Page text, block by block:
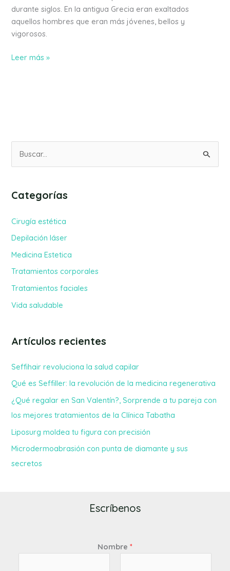
durante siglos. En la antigua Grecia eran exaltados
aquellos hombres que eran más jóvenes, bellos y
vigorosos.
Leer más »
c
o
r
Categorías
Cirugía estética
Depilación láser
Medicina Estetica
Tratamientos corporales
Tratamientos faciales
Vida saludable
Artículos recientes
Seffihair revoluciona la salud capilar
Qué es Seffiller: la revolución de la medicina regenerativa
¿Qué regalar en San Valentín?, Sorprende a tu pareja con
los mejores tratamientos de la Clínica Tabatha
Liposurg moldea tu figura con precisión
Microdermoabrasión con punta de diamante y sus
secretos
Escríbenos
Nombre *